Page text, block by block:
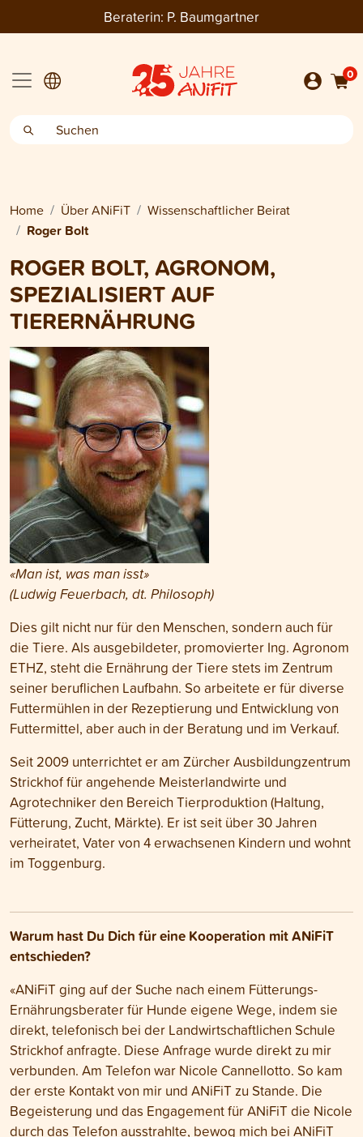
Beraterin: P. Baumgartner
0
Home Über ANiFiT Wissenschaftlicher Beirat
Roger Bolt
ROGER BOLT, AGRONOM,
SPEZIALISIERT AUF
TIERERNÄHRUNG
«Man ist, was man isst»
(Ludwig Feuerbach, dt. Philosoph)
Dies gilt nicht nur für den Menschen, sondern auch für
die Tiere. Als ausgebildeter, promovierter Ing. Agronom
ETHZ, steht die Ernährung der Tiere stets im Zentrum
seiner beruflichen Laufbahn. So arbeitete er für diverse
Futtermühlen in der Rezeptierung und Entwicklung von
Futtermittel, aber auch in der Beratung und im Verkauf.
Seit 2009 unterrichtet er am Zürcher Ausbildungzentrum
Strickhof für angehende Meisterlandwirte und
Agrotechniker den Bereich Tierproduktion (Haltung,
Fütterung, Zucht, Märkte). Er ist seit über 30 Jahren
verheiratet, Vater von 4 erwachsenen Kindern und wohnt
im Toggenburg.
Warum hast Du Dich für eine Kooperation mit ANiFiT
entschieden?
«ANiFiT ging auf der Suche nach einem Fütterungs-
Ernährungsberater für Hunde eigene Wege, indem sie
direkt, telefonisch bei der Landwirtschaftlichen Schule
Strickhof anfragte. Diese Anfrage wurde direkt zu mir
verbunden. Am Telefon war Nicole Cannellotto. So kam
der erste Kontakt von mir und ANiFiT zu Stande. Die
Begeisterung und das Engagement für ANiFiT die Nicole
durch das Telefon ausstrahlte, bewog mich bei ANiFiT